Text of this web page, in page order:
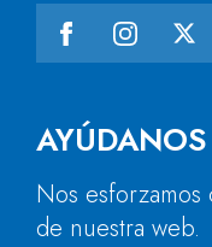
AYÚDANOS
Nos
de nuestra web.